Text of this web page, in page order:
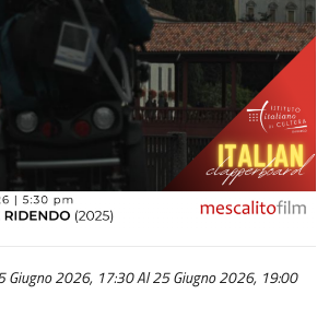
Giugno 2026, 17:30 Al 25 Giugno 2026, 19:00